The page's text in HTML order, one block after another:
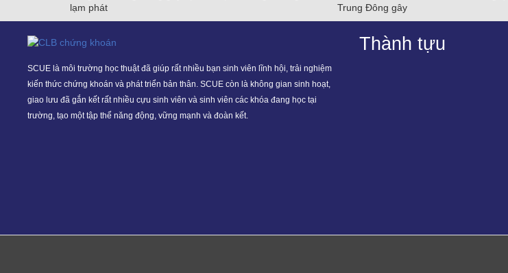
lạm phát
Trung Đông gây
SCUE là môi trường học thuật đã giúp rất nhiều bạn sinh viên lĩnh hội, trải nghiệm
kiến thức chứng khoán và phát triển bản thân. SCUE còn là không gian sinh hoạt,
giao lưu đã gắn kết rất nhiều cựu sinh viên và sinh viên các khóa đang học tại
trường, tạo một tập thể năng động, vững mạnh và đoàn kết.
Thành tựu